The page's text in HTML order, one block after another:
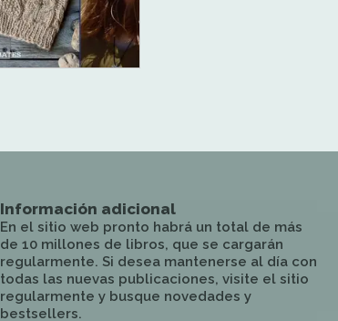
Información adicional
En el sitio web pronto habrá un total de más
de 10 millones de libros, que se cargarán
regularmente. Si desea mantenerse al día con
todas las nuevas publicaciones, visite el sitio
regularmente y busque novedades y
bestsellers.